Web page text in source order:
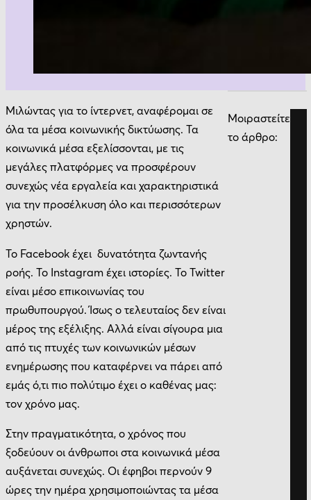
Μιλώντας για το ίντερνετ, αναφέρομαι σε
όλα τα μέσα κοινωνικής δικτύωσης. Τα
κοινωνικά μέσα εξελίσσονται, με τις
μεγάλες πλατφόρμες να προσφέρουν
συνεχώς νέα εργαλεία και χαρακτηριστικά
για την προσέλκυση όλο και περισσότερων
χρηστών.
Το Facebook έχει δυνατότητα ζωντανής
ροής. Το Instagram έχει ιστορίες. Το Twitter
είναι μέσο επικοινωνίας του
πρωθυπουργού. Ίσως ο τελευταίος δεν είναι
μέρος της εξέλιξης. Αλλά είναι σίγουρα μια
από τις πτυχές των κοινωνικών μέσων
ενημέρωσης που καταφέρνει να πάρει από
εμάς ό,τι πιο πολύτιμο έχει ο καθένας μας:
τον χρόνο μας.
Στην πραγματικότητα, ο χρόνος που
ξοδεύουν οι άνθρωποι στα κοινωνικά μέσα
αυξάνεται συνεχώς. Οι έφηβοι περνούν 9
ώρες την ημέρα χρησιμοποιώντας τα μέσα
Μοιραστείτε
το άρθρο: